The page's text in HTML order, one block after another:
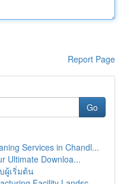
Report Page
Go
Services in Chandl...
Ultimate Downloa...
ผู้เริ่มต้น